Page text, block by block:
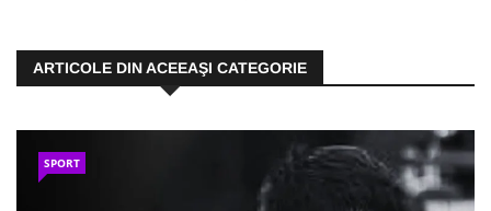
ARTICOLE DIN ACEEAŞI CATEGORIE
SPORT